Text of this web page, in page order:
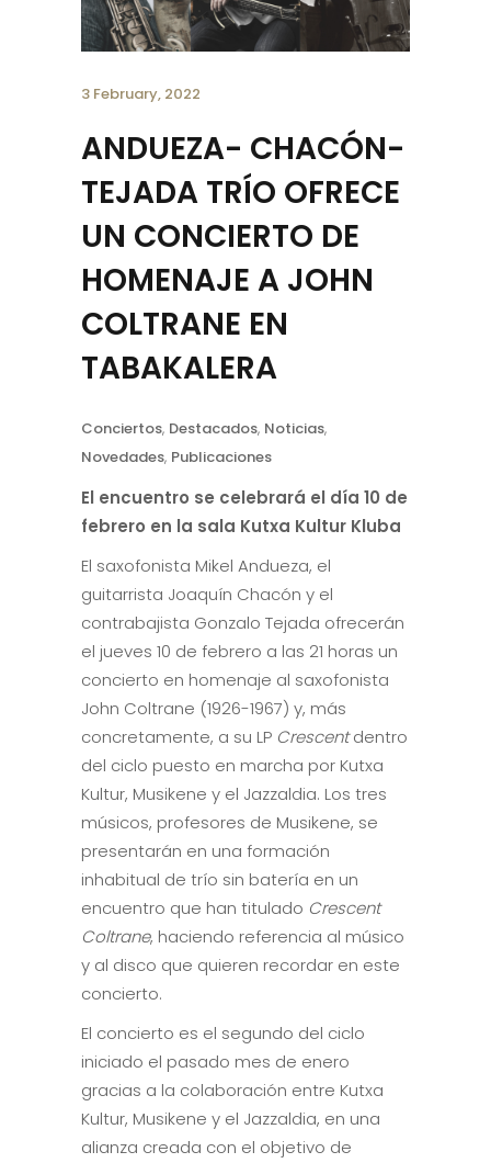
3 February, 2022
ANDUEZA- CHACÓN-
TEJADA TRÍO OFRECE
UN CONCIERTO DE
HOMENAJE A JOHN
COLTRANE EN
TABAKALERA
Conciertos, Destacados, Noticias,
Novedades, Publicaciones
El encuentro se celebrará el día 10 de
febrero en la sala Kutxa Kultur Kluba
El saxofonista Mikel Andueza, el
guitarrista Joaquín Chacón y el
contrabajista Gonzalo Tejada ofrecerán
el jueves 10 de febrero a las 21 horas un
concierto en homenaje al saxofonista
John Coltrane (1926-1967) y, más
concretamente, a su LP Crescentdentro
del ciclo puesto en marcha por Kutxa
Kultur, Musikene y el Jazzaldia. Los tres
músicos, profesores de Musikene, se
presentarán en una formación
inhabitual de trío sin batería en un
encuentro que han titulado Crescent
Coltrane, haciendo referencia al músico
y al disco que quieren recordar en este
concierto.
El concierto es el segundo del ciclo
iniciado el pasado mes de enero
gracias a la colaboración entre Kutxa
Kultur, Musikene y el Jazzaldia, en una
alianza creada con el objetivo de